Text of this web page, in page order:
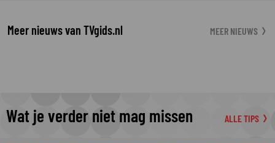
Meer nieuws van TVgids.nl MEER NIEUWS
Wat je verder niet mag missen ALLE TIPS